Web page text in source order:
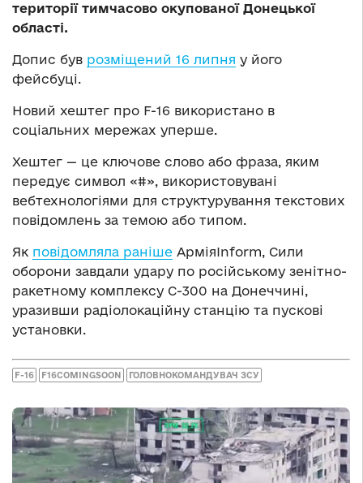
території тимчасово окупованої Донецької
області.
Допис був розміщений 16 липня у його
фейсбуці.
Новий хештег про F-16 використано в
соціальних мережах уперше.
Хештег — це ключове слово або фраза, яким
передує символ «#», використовувані
вебтехнологіями для структурування текстових
повідомлень за темою або типом.
Як повідомляла раніше АрміяInform, Сили
оборони завдали удару по російському зенітно-
ракетному комплексу С-300 на Донеччині,
уразивши радіолокаційну станцію та пускові
установки.
F-16 F16COMINGSOON ГОЛОВНОКОМАНДУВАЧ ЗСУ